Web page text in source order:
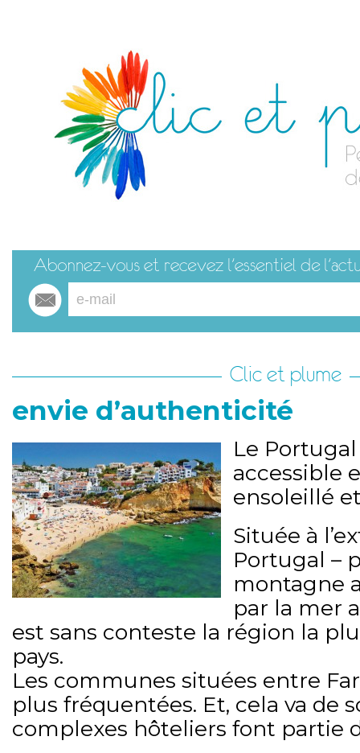
Clic et plume
envie d’authenticité
Le
accessible
ensoleillé
Située à
Portugal –
montagne
par la mer
est sans conteste la région la
pays.
Les communes situées entre
plus fréquentées. Et, cela va de
complexes hôteliers font partie